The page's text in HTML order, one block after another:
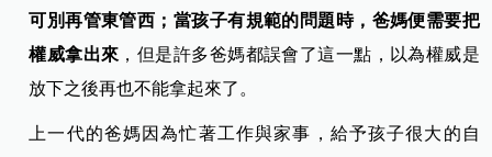
可別再管東管西；當孩子有規範的問題時，爸媽便需要把
權威拿出來 ，但是許多爸媽都誤會了這一點，以為權威是
放下之後再也不能拿起來了。
上一代的爸媽因為忙著工作與家事，給予孩子很大的自